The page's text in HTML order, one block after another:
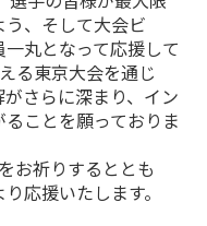
、そして大会ビ
丸となって応援して
る東京大会を通じ
さらに深まり、イン
ことを願っておりま
お祈りするととも
応援いたします。